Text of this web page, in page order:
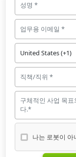
나는 로봇이
나는 로봇이 아